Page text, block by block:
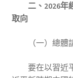
二、2026年
取向
（一）總體
要在以習近平